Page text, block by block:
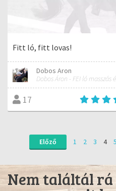
Fitt ló, fitt lovas!
Dobos Aron
17
Előző 1 2 3 4 5
Nem találtál